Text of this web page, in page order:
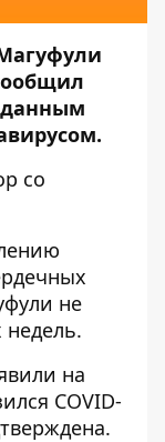
данным
со
не
недель.
на
COVID-